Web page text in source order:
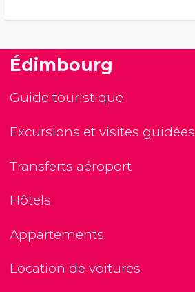
Édimbourg
Guide touristique
Excursions et visites guidées
Transferts aéroport
Hôtels
Appartements
Location de voitures